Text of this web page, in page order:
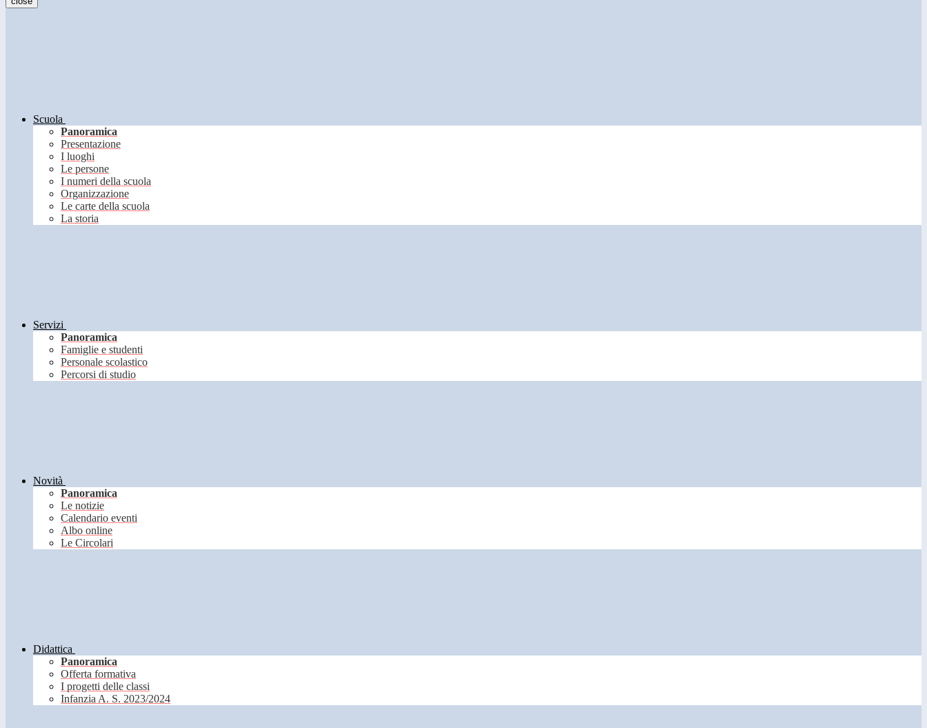
Scuola
Panoramica
Presentazione
I luoghi
Le persone
I numeri della scuola
Organizzazione
Le carte della scuola
La storia
Servizi
Panoramica
Famiglie e studenti
Personale scolastico
Percorsi di studio
Novità
Panoramica
Le notizie
Calendario eventi
Albo online
Le Circolari
Didattica
Panoramica
Offerta formativa
I progetti delle classi
Infanzia A. S. 2023/2024